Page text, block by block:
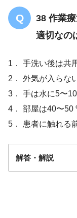
38 作業
適切なの
1． 手洗い後は共
2． 外気が入らな
3． 手は水に5〜
4． 部屋は40〜50
5． 患者に触れる
解答・解説